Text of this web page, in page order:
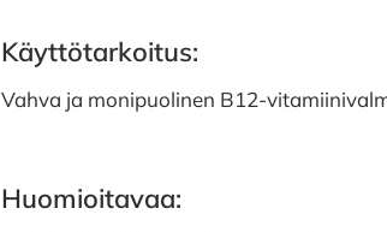
Käyttötarkoitus:
Vahva ja monipuolinen B12-
Huomioitavaa: